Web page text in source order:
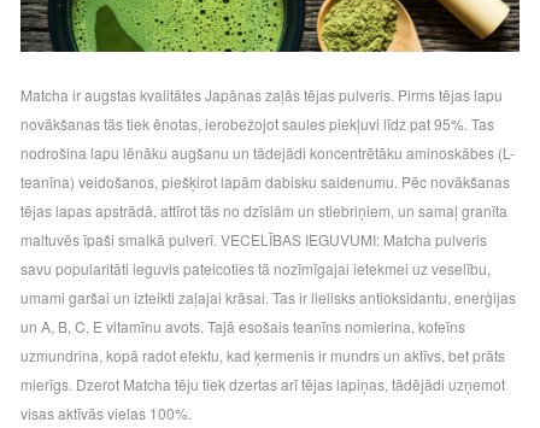
Matcha ir augstas kvalitātes Japānas zaļās tējas pulveris. Pirms tējas lapu
novākšanas tās tiek ēnotas, ierobežojot saules piekļuvi līdz pat 95%. Tas
nodrošina lapu lēnāku augšanu un tādejādi koncentrētāku aminoskābes (L-
teanīna) veidošanos, piešķirot lapām dabisku saldenumu. Pēc novākšanas
tējas lapas apstrādā, attīrot tās no dzīslām un stiebriņiem, un samaļ granīta
maltuvēs īpaši smalkā pulverī. VECELĪBAS IEGUVUMI: Matcha pulveris
savu popularitāti ieguvis pateicoties tā nozīmīgajai ietekmei uz veselību,
umami garšai un izteikti zaļajai krāsai. Tas ir lielisks antioksidantu, enerģijas
un A, B, C, E vitamīnu avots. Tajā esošais teanīns nomierina, kofeīns
uzmundrina, kopā radot efektu, kad ķermenis ir mundrs un aktīvs, bet prāts
mierīgs. Dzerot Matcha tēju tiek dzertas arī tējas lapiņas, tādējādi uzņemot
visas aktīvās vielas 100%.